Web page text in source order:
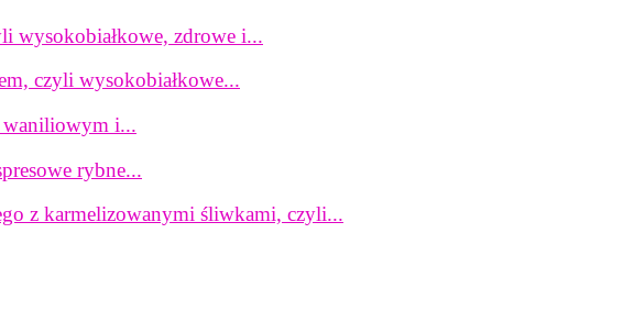
wysokobiałkowe, zdrowe i...
czyli wysokobiałkowe...
waniliowym i...
rybne...
z karmelizowanymi śliwkami, czyli...